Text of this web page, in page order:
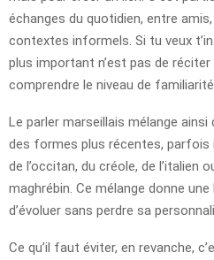
échanges du quotidien, entre
contextes informels. Si tu veux
plus important n’est pas de
comprendre le niveau de
Le parler marseillais mélange
des formes plus récentes, parfois
de l’occitan, du créole, de l’italien
maghrébin. Ce mélange donne
d’évoluer sans perdre sa
Ce qu’il faut éviter, en revanche,